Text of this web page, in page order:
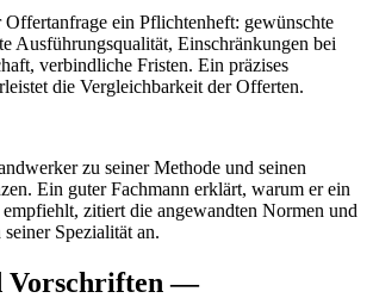
Offertanfrage ein Pflichtenheft: gewünschte
Ausführungsqualität, Einschränkungen bei
verbindliche Fristen. Ein präzises
die Vergleichbarkeit der Offerten.
zu seiner Methode und seinen
Ein guter Fachmann erklärt, warum er ein
zitiert die angewandten Normen und
Spezialität an.
Vorschriften —